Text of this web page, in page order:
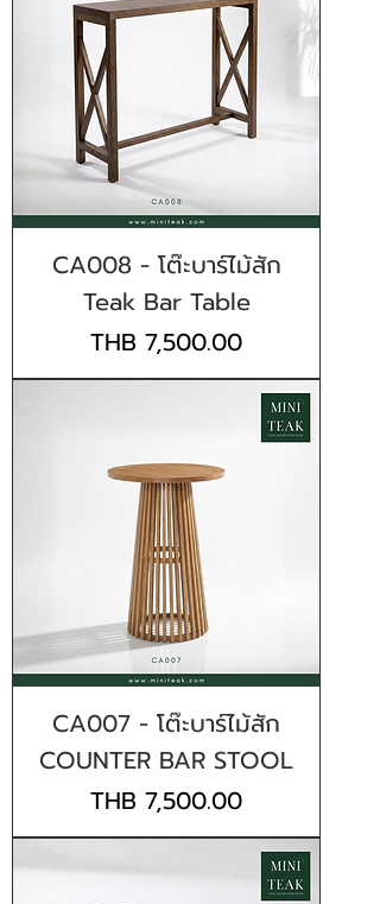
CA008 - โต๊ะบาร์ไม้สัก
Teak Bar Table
Price
THB 7,500.00
CA007 - โต๊ะบาร์ไม้สัก
COUNTER BAR STOOL
Price
THB 7,500.00